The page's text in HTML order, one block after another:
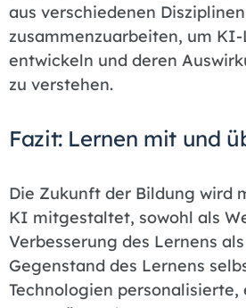
aus verschiedenen Disziplinen
zusammenzuarbeiten, um
entwickeln und deren
zu verstehen.
Fazit: Lernen mit und
Die Zukunft der Bildung wird
KI mitgestaltet, sowohl als
Verbesserung des Lernens
Gegenstand des Lernens
Technologien